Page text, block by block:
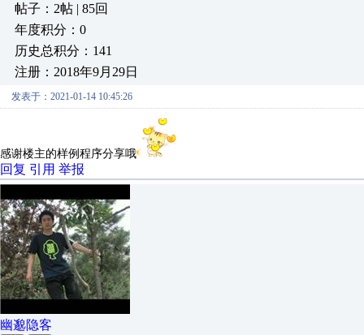
帖子：2帖 | 85回
年度积分：0
历史总积分：141
注册：2018年9月29日
发表于：2021-01-14 10:45:26
感谢楼主的样例程序分享哦
回复 引用 举报
幽邈隐客